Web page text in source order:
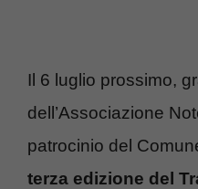
Il 6 luglio prossimo,
dell’Associazione
patrocinio del
terza edizione del